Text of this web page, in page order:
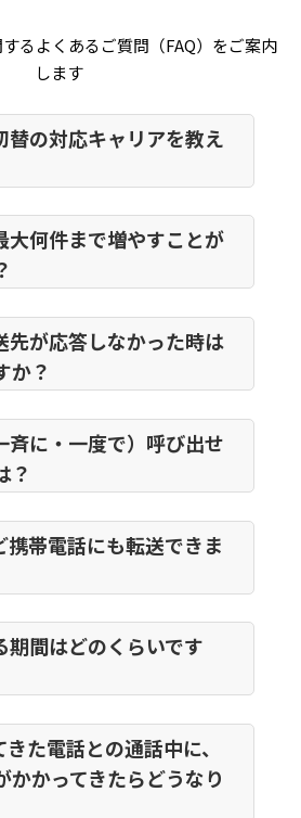
するよくあるご質問（FAQ）をご案内
します
替の対応キャリアを教え
大何件まで増やすことが
先が応答しなかった時は
か？
斉に・一度で）呼び出せ
？
携帯電話にも転送できま
期間はどのくらいです
た電話との通話中に、
かかってきたらどうなり